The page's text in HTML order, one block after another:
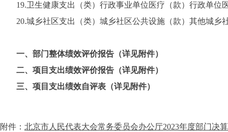
19.卫生健康支出（类）行政事业单位医疗（款）行政单位
20.城乡社区支出（类）城乡社区公共设施（款）其他城乡
一、部门整体绩效评价报告（详见附件）
二、项目支出绩效评价报告（详见附件）
三、项目支出绩效自评表（详见附件）
附件： 北京市人民代表大会常务委员会办公厅2023年度部门决